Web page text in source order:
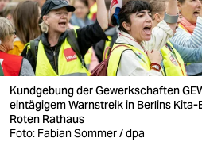
wahrheit
verlag
verlag
veranstaltungen
Kundgebung der Gewerkschaften
eintägigem Warnstreik in Berlins
Roten Rathaus
Foto: Fabian Sommer / dpa